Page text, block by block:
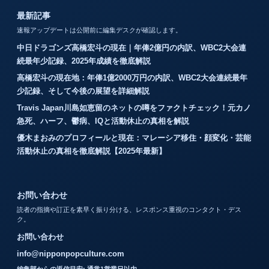
最新記事
速報アップデートは公開前に編集デスクが確認します。
中日ドラゴンズ高橋宏斗の現在｜年俸2億円の内訳、WBC2大会連
続最年少記録、2025年成績を徹底解説
高橋宏斗の現在地：年俸1億2000万円の内訳、WBC2大会連続最年
少記録、そして今後の展望を詳細解説
Travis Japan川島如恵留のネットの噂をファクトチェック！元カノ
急死、ハーフ、鬱病、IQと活動休止の真相を解説
優木まおみのプロフィールと現在：マレーシア移住・顔変化・芸能
活動休止の真相を徹底解説【2025年最新】
お問い合わせ
読者の指摘や訂正を素早く振り分ける、レスポンス重視のコンタクト・デス
ク。
お問い合わせ
info@nipponpopculture.com